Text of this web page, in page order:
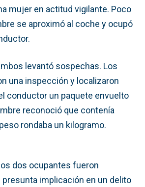
mujer en actitud vigilante. Poco
se aproximó al coche y ocupó
levantó sospechas. Los
una inspección y localizaron
conductor un paquete envuelto
reconoció que contenía
rondaba un kilogramo.
dos ocupantes fueron
implicación en un delito